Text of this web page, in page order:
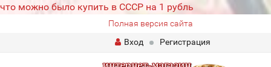
что можно было купить в СССР на 1 рубль
Полная версия сайта
Вход
Регистрация